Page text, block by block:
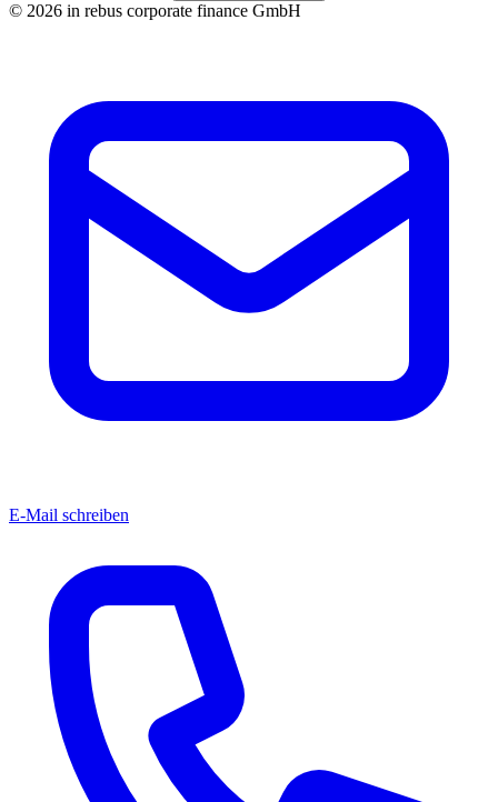
© 2026 in rebus corporate finance GmbH
E-Mail schreiben